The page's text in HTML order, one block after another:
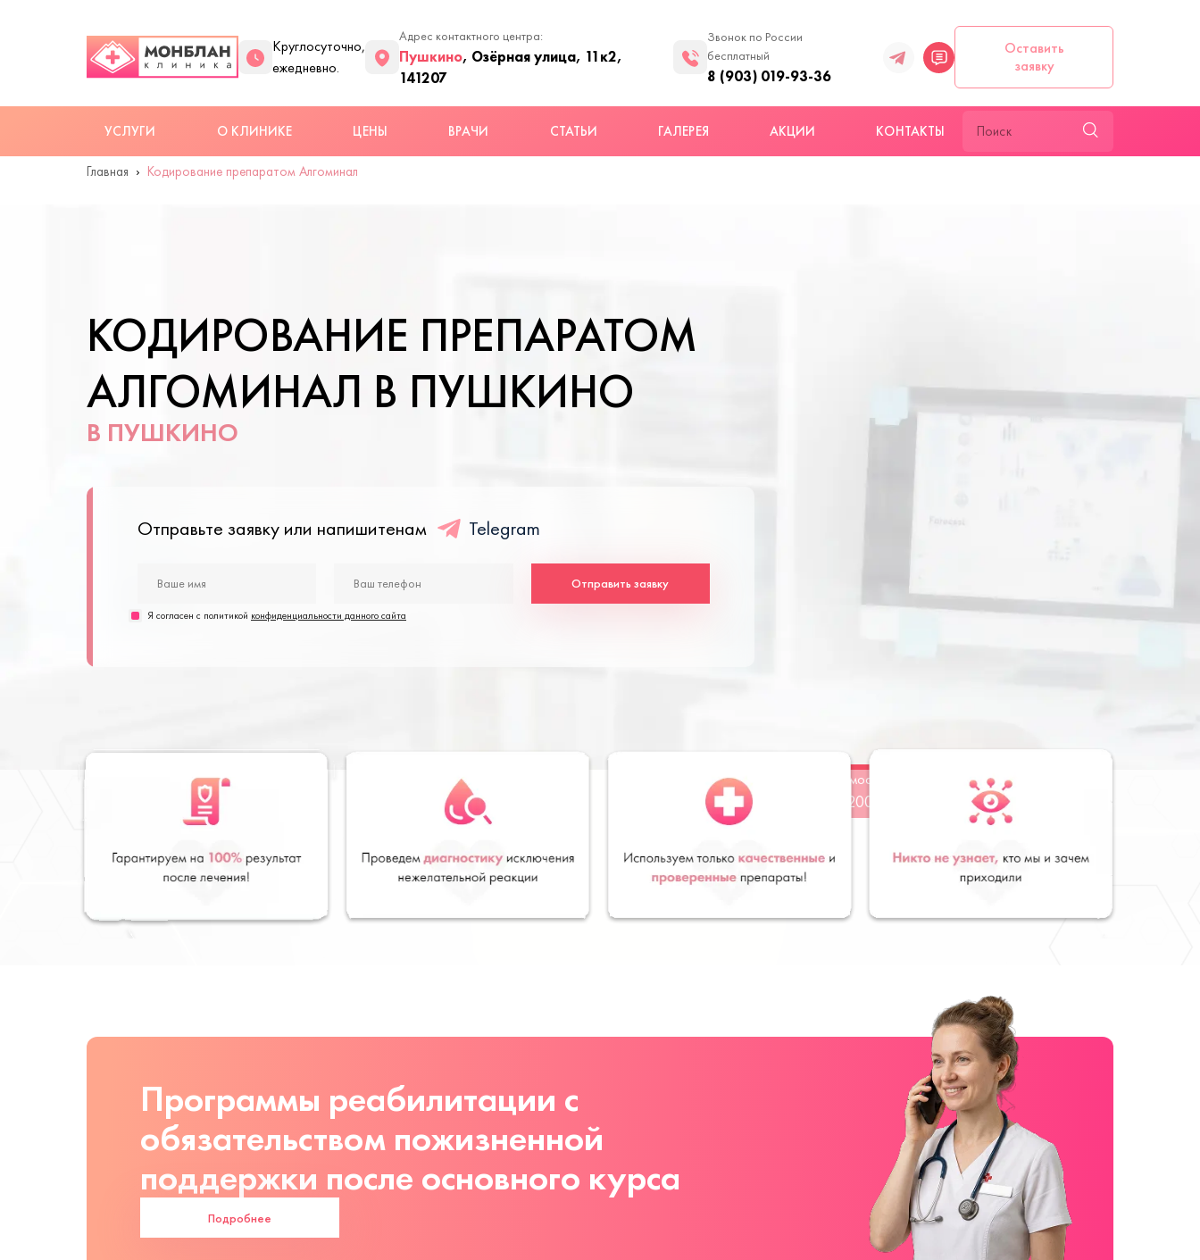
Круглосуточно,
ежедневно.
Адрес контактного центра:
Пушкино, Озёрная улица, 11к2,
141207
Звонок по России
бесплатный
8 (903) 019-93-36
Оставить
заявку
УСЛУГИ О КЛИНИКЕ ЦЕНЫ ВРАЧИ СТАТЬИ ГАЛЕРЕЯ АКЦИИ КОНТАКТЫ
Главная Кодирование препаратом Алгоминал
КОДИРОВАНИЕ ПРЕПАРАТОМ
АЛГОМИНАЛ В ПУШКИНО
В ПУШКИНО
Отправьте заявку или напишитенам Telegram
Отправить заявку
Я согласен с политикой конфиденциальности данного сайта
Стоимость
от 7200 руб
Заказать
Программы реабилитации с
обязательством пожизненной
поддержки после основного курса
Подробнее